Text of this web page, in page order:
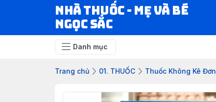
Nhà Thuốc - Mẹ và Bé
Ngọc Sắc
Danh mục
Trang chủ 01. THUỐC Thuốc Không Kê Đơn